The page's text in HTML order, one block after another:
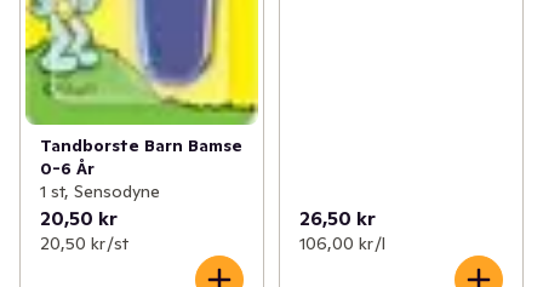
Tandborste Barn Bamse
0-6 År
1 st, Sensodyne
20,50 kr
20,50 kr /st
26,50 kr
106,00 kr /l